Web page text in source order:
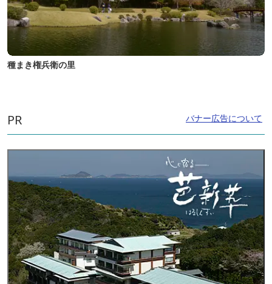
種まき権兵衛の里
PR バナー広告について